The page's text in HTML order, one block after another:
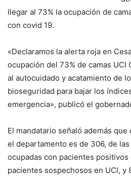
llegar al 73% la ocupación de
con covid 19.
«Declaramos la alerta roja en
ocupación del 73% de camas UCI
al autocuidado y acatamiento de
bioseguridad para bajar los
emergencia», publicó el
El mandatario señaló además
el departamento es de 306, de
ocupadas con pacientes positivos
pacientes sospechosos en UCI, y